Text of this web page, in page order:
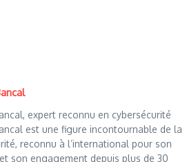
expert reconnu en cybersécurité
est une figure incontournable de la
reconnu à l’international pour son
son engagement depuis plus de 30